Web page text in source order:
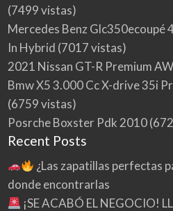
(7499 vistas)
Mercedes Benz Glc350ecoupé
In Hybrid (7017 vistas)
2021 Nissan GT-R Premium
Bmw X5 3.000 Cc X-drive 35i
(6759 vistas)
Posrche Boxster Pdk 2010
Recent Posts
¿Las zapatillas perfectas
donde encontrarlas
¡SE ACABÓ EL NEGOCIO!